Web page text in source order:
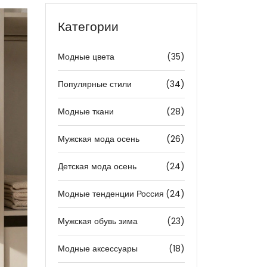
Категории
Модные цвета (35)
Популярные стили (34)
Модные ткани (28)
Мужская мода осень (26)
Детская мода осень (24)
Модные тенденции Россия (24)
Мужская обувь зима (23)
Модные аксессуары (18)